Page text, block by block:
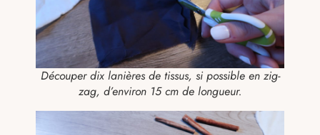
Découper dix lanières de tissus, si possible en zig-
zag, d’environ 15 cm de longueur.